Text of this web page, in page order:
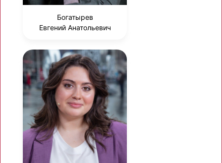
Богатырев
Евгений Анатольевич